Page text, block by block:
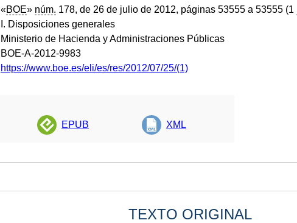
«BOE» núm. 178, de 26 de julio de 2012, páginas 53555 a 53555 (1
I. Disposiciones generales
Ministerio de Hacienda y Administraciones Públicas
BOE-A-2012-9983
https://www.boe.es/eli/es/res/2012/07/25/(1)
EPUB XML
TEXTO ORIGINAL